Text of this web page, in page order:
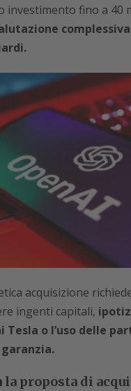
investimento fino a 40
acquisizione
ingenti capitali,
Tesla o l’uso delle
garanzia.
la proposta di